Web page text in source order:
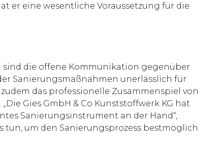
er eine wesentliche Voraussetzung für die
sind die offene Kommunikation gegenüber
Sanierungsmaßnahmen unerlässlich für
das professionelle Zusammenspiel von
Gies GmbH & Co Kunststoffwerk KG hat
Sanierungsinstrument an der Hand“,
tun, um den Sanierungsprozess bestmöglich